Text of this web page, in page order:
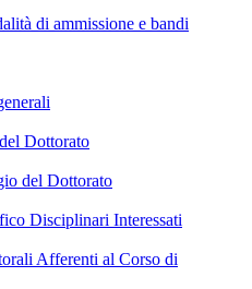
di ammissione e bandi
Dottorato
del Dottorato
Disciplinari Interessati
Afferenti al Corso di